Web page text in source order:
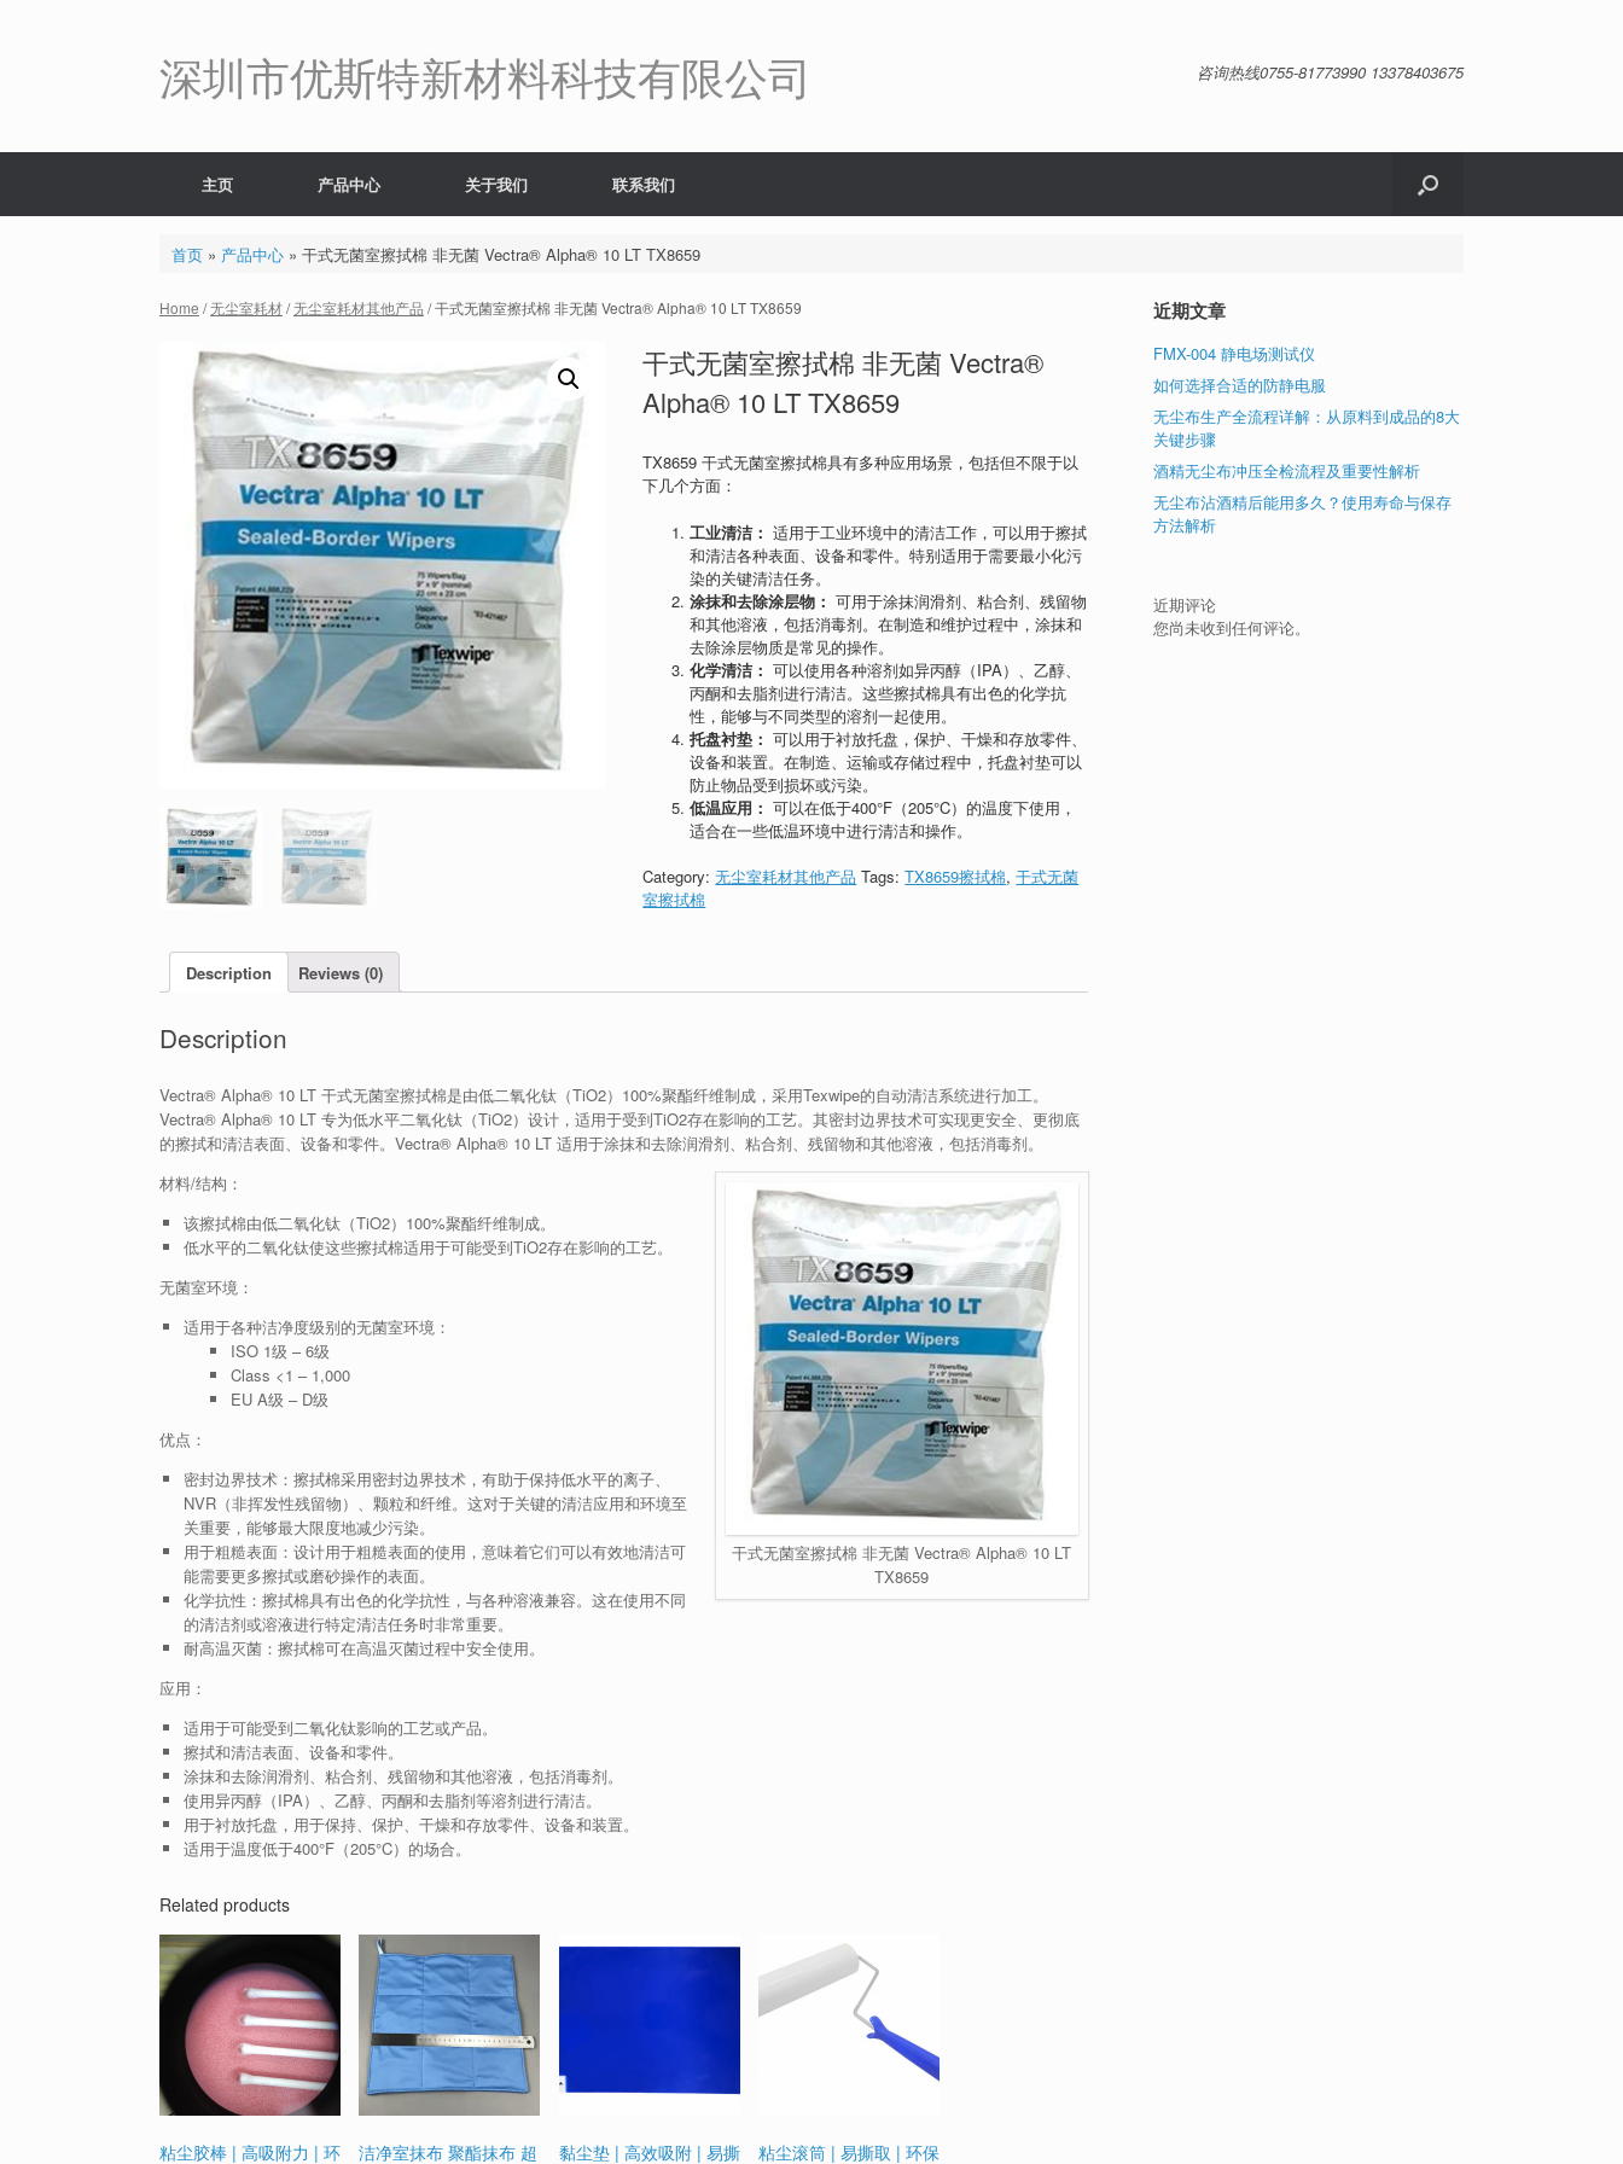
深圳市优斯特新材料科技有限公司 咨询热线0755-81773990 13378403675
主页 产品中心 关于我们 联系我们
首页» 产品中心» 干式无菌室擦拭棉 非无菌 Vectra® Alpha® 10 LT TX8659
Home /无尘室耗材/无尘室耗材其他产品 / 干式无菌室擦拭棉 非无菌 Vectra® Alpha® 10 LT TX8659
干式无菌室擦拭棉 非无菌 Vectra®
Alpha® 10 LT TX8659
TX8659 干式无菌室擦拭棉具有多种应用场景，包括但不限于以
下几个方面：
工业清洁： 适用于工业环境中的清洁工作，可以用于擦拭
和清洁各种表面、设备和零件。特别适用于需要最小化污
染的关键清洁任务。
涂抹和去除涂层物： 可用于涂抹润滑剂、粘合剂、残留物
和其他溶液，包括消毒剂。在制造和维护过程中，涂抹和
去除涂层物质是常见的操作。
化学清洁： 可以使用各种溶剂如异丙醇（IPA）、乙醇、
丙酮和去脂剂进行清洁。这些擦拭棉具有出色的化学抗
性，能够与不同类型的溶剂一起使用。
托盘衬垫： 可以用于衬放托盘，保护、干燥和存放零件、
设备和装置。在制造、运输或存储过程中，托盘衬垫可以
防止物品受到损坏或污染。
低温应用： 可以在低于400°F（205°C）的温度下使用，
适合在一些低温环境中进行清洁和操作。
Category:无尘室耗材其他产品 Tags:TX8659擦拭棉,干式无菌
室擦拭棉
Description Reviews (0)
Description
Vectra® Alpha® 10 LT 干式无菌室擦拭棉是由低二氧化钛（TiO2）100%聚酯纤维制成，采用Texwipe的自动清洁系统进行加工。
Vectra® Alpha® 10 LT 专为低水平二氧化钛（TiO2）设计，适用于受到TiO2存在影响的工艺。其密封边界技术可实现更安全、更彻底
的擦拭和清洁表面、设备和零件。Vectra® Alpha® 10 LT 适用于涂抹和去除润滑剂、粘合剂、残留物和其他溶液，包括消毒剂。
干式无菌室擦拭棉 非无菌 Vectra® Alpha® 10 LT
TX8659
材料/结构：
该擦拭棉由低二氧化钛（TiO2）100%聚酯纤维制成。
低水平的二氧化钛使这些擦拭棉适用于可能受到TiO2存在影响的工艺。
无菌室环境：
适用于各种洁净度级别的无菌室环境：
ISO 1级 – 6级
Class <1 – 1,000
EU A级 – D级
优点：
密封边界技术：擦拭棉采用密封边界技术，有助于保持低水平的离子、
NVR（非挥发性残留物）、颗粒和纤维。这对于关键的清洁应用和环境至
关重要，能够最大限度地减少污染。
用于粗糙表面：设计用于粗糙表面的使用，意味着它们可以有效地清洁可
能需要更多擦拭或磨砂操作的表面。
化学抗性：擦拭棉具有出色的化学抗性，与各种溶液兼容。这在使用不同
的清洁剂或溶液进行特定清洁任务时非常重要。
耐高温灭菌：擦拭棉可在高温灭菌过程中安全使用。
应用：
适用于可能受到二氧化钛影响的工艺或产品。
擦拭和清洁表面、设备和零件。
涂抹和去除润滑剂、粘合剂、残留物和其他溶液，包括消毒剂。
使用异丙醇（IPA）、乙醇、丙酮和去脂剂等溶剂进行清洁。
用于衬放托盘，用于保持、保护、干燥和存放零件、设备和装置。
适用于温度低于400°F（205°C）的场合。
Related products
粘尘胶棒 | 高吸附力 | 环 洁净室抹布 聚酯抹布 超 黏尘垫 | 高效吸附 | 易撕 粘尘滚筒 | 易撕取 | 环保
近期文章
FMX-004 静电场测试仪
如何选择合适的防静电服
无尘布生产全流程详解：从原料到成品的8大
关键步骤
酒精无尘布冲压全检流程及重要性解析
无尘布沾酒精后能用多久？使用寿命与保存
方法解析
近期评论
您尚未收到任何评论。